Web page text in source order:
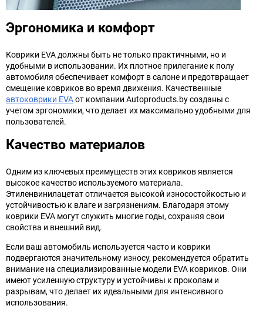
Эргономика и комфорт
Коврики EVA должны быть не только практичными, но и
удобными в использовании. Их плотное прилегание к полу
автомобиля обеспечивает комфорт в салоне и предотвращает
смещение ковриков во время движения. Качественные
автоковрики EVAот компании Autoproducts.by созданы с
учетом эргономики, что делает их максимально удобными для
пользователей.
Качество материалов
Одним из ключевых преимуществ этих ковриков является
высокое качество используемого материала.
Этиленвинилацетат отличается высокой износостойкостью и
устойчивостью к влаге и загрязнениям. Благодаря этому
коврики EVA могут служить многие годы, сохраняя свои
свойства и внешний вид.
Если ваш автомобиль используется часто и коврики
подвергаются значительному износу, рекомендуется обратить
внимание на специализированные модели EVA ковриков. Они
имеют усиленную структуру и устойчивы к проколам и
разрывам, что делает их идеальными для интенсивного
использования.